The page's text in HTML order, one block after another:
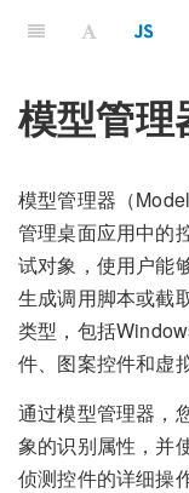
模型管理
模型管理器（
管理桌面应用中的
试对象，使用户能
生成调用脚本或截
类型，包括
件、图案控件和虚
通过模型管理器，
象的识别属性，并
侦测控件的详细操